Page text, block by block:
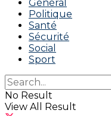
Général
Politique
Santé
Sécurité
Social
Sport
No Result
View All Result